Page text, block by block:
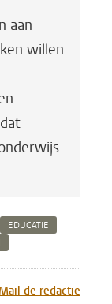
aan
willen
EDUCATIE
Mail de redactie